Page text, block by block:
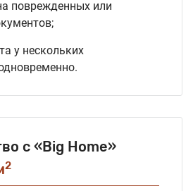
поврежденных или
у нескольких
с «Big Home»
2